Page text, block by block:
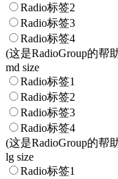
Radio标签2
Radio标签3
Radio标签4
(这是RadioGroup的帮
md size
Radio标签1
Radio标签2
Radio标签3
Radio标签4
(这是RadioGroup的帮
lg size
Radio标签1